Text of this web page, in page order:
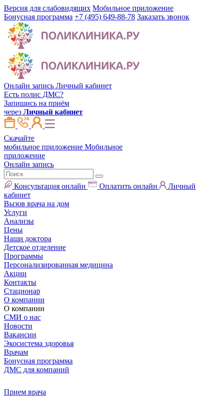
Версия для слабовидящих Мобильное приложение
Бонусная программа +7 (495) 649-88-78 Заказать звонок
Онлайн запись Личный кабинет
Есть полис ДМС?
Запишись на приём
через Личный кабинет
Скачайте
мобильное приложение Мобильное
приложение
Онлайн запись
Консультация онлайн Оплатить онлайн
Личный
кабинет
Вызов врача на дом
Услуги
Анализы
Цены
Наши доктора
Детское отделение
Программы
Персонализированная медицина
Акции
Контакты
Стационар
О компании
О компании
СМИ о нас
Новости
Вакансии
Экосистема здоровья
Врачам
Бонусная программа
ДМС для компаний
Прием врача